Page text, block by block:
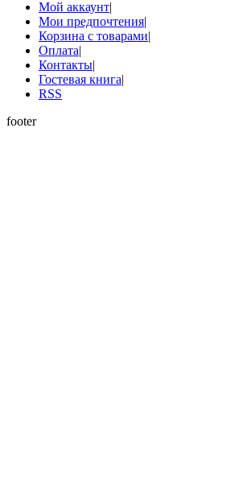
Мой аккаунт|
Мои предпочтения|
Корзина с товарами|
Оплата|
Контакты|
Гостевая книга|
RSS
footer